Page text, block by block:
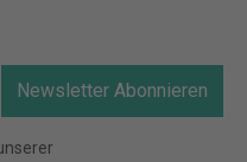
Newsletter Abonnieren